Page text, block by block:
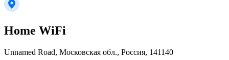
Home WiFi
Unnamed Road, Московская обл., Россия, 141140